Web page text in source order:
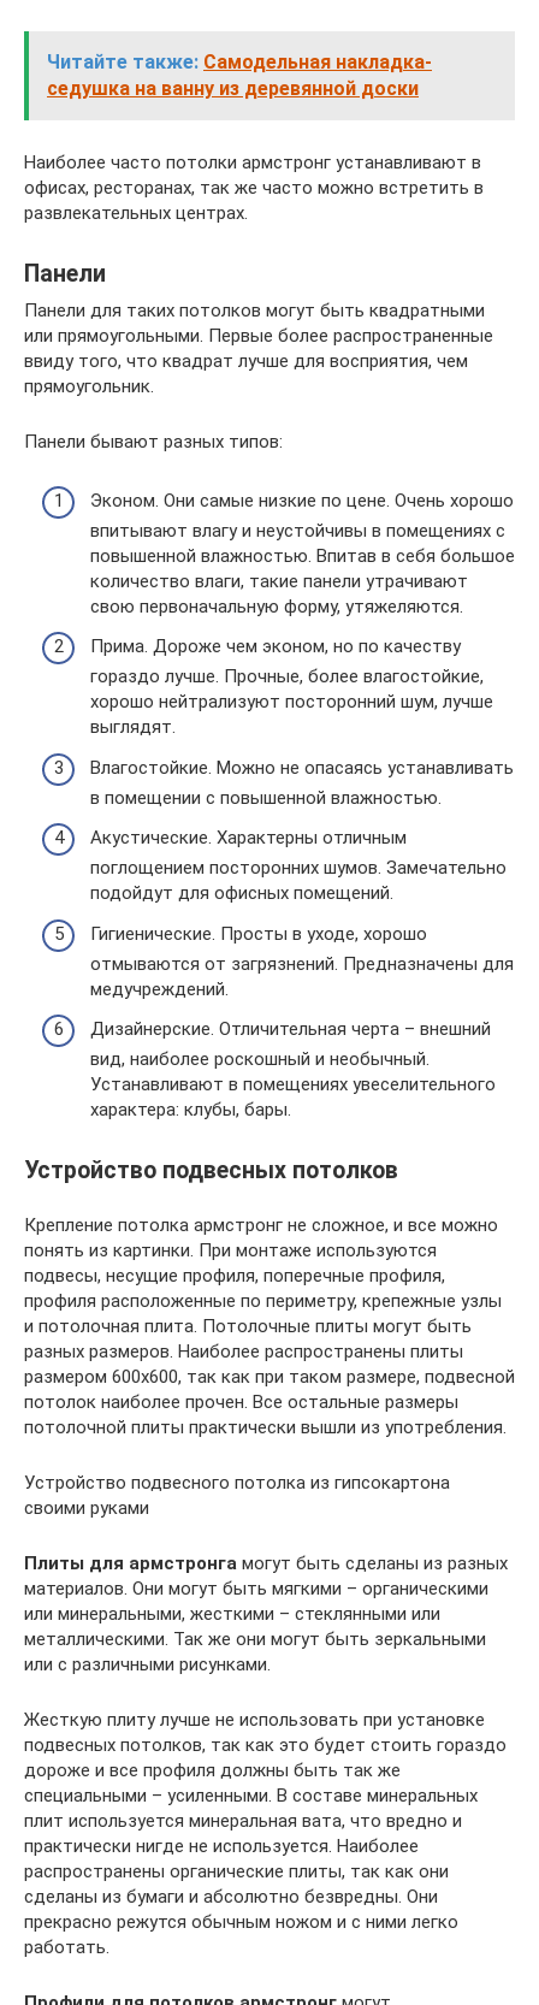
Читайте также: Самодельная накладка-
седушка на ванну из деревянной доски
Наиболее часто потолки армстронг устанавливают в
офисах, ресторанах, так же часто можно встретить в
развлекательных центрах.
Панели
Панели для таких потолков могут быть квадратными
или прямоугольными. Первые более распространенные
ввиду того, что квадрат лучше для восприятия, чем
прямоугольник.
Панели бывают разных типов:
Эконом. Они самые низкие по цене. Очень хорошо
впитывают влагу и неустойчивы в помещениях с
повышенной влажностью. Впитав в себя большое
количество влаги, такие панели утрачивают
свою первоначальную форму, утяжеляются.
Прима. Дороже чем эконом, но по качеству
гораздо лучше. Прочные, более влагостойкие,
хорошо нейтрализуют посторонний шум, лучше
выглядят.
Влагостойкие. Можно не опасаясь устанавливать
в помещении с повышенной влажностью.
Акустические. Характерны отличным
поглощением посторонних шумов. Замечательно
подойдут для офисных помещений.
Гигиенические. Просты в уходе, хорошо
отмываются от загрязнений. Предназначены для
медучреждений.
Дизайнерские. Отличительная черта – внешний
вид, наиболее роскошный и необычный.
Устанавливают в помещениях увеселительного
характера: клубы, бары.
Устройство подвесных потолков
Крепление потолка армстронг не сложное, и все можно
понять из картинки. При монтаже используются
подвесы, несущие профиля, поперечные профиля,
профиля расположенные по периметру, крепежные узлы
и потолочная плита. Потолочные плиты могут быть
разных размеров. Наиболее распространены плиты
размером 600х600, так как при таком размере, подвесной
потолок наиболее прочен. Все остальные размеры
потолочной плиты практически вышли из употребления.
Устройство подвесного потолка из гипсокартона
своими руками
Плиты для армстронга могут быть сделаны из разных
материалов. Они могут быть мягкими – органическими
или минеральными, жесткими – стеклянными или
металлическими. Так же они могут быть зеркальными
или с различными рисунками.
Жесткую плиту лучше не использовать при установке
подвесных потолков, так как это будет стоить гораздо
дороже и все профиля должны быть так же
специальными – усиленными. В составе минеральных
плит используется минеральная вата, что вредно и
практически нигде не используется. Наиболее
распространены органические плиты, так как они
сделаны из бумаги и абсолютно безвредны. Они
прекрасно режутся обычным ножом и с ними легко
работать.